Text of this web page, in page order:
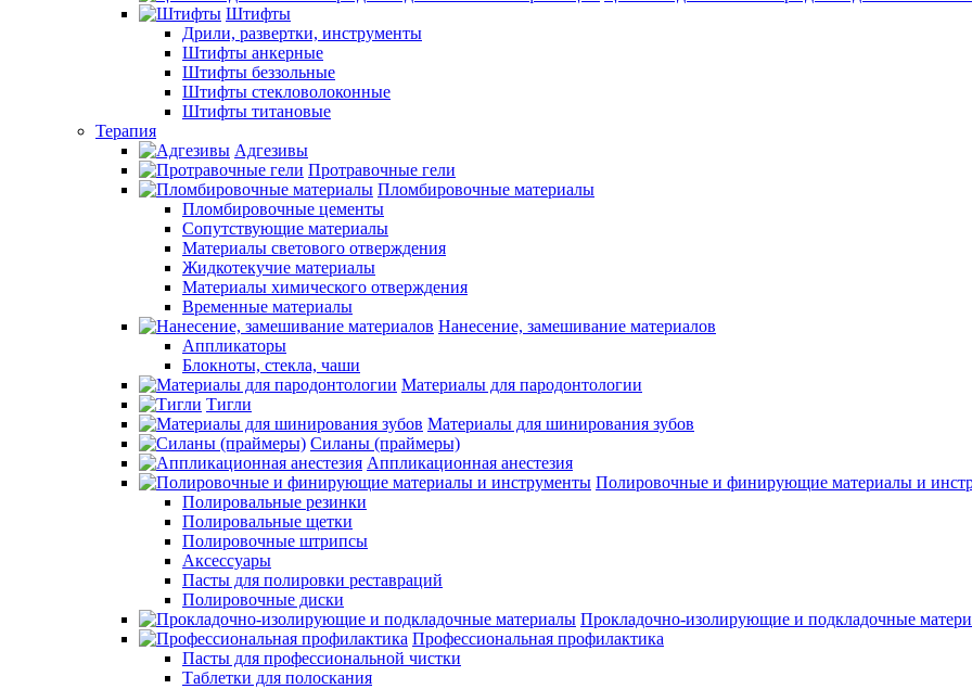
Штифты
Дрили, развертки, инструменты
Штифты анкерные
Штифты беззольные
Штифты стекловолоконные
Штифты титановые
Терапия
Адгезивы
Протравочные гели
Пломбировочные материалы
Пломбировочные цементы
Сопутствующие материалы
Материалы светового отверждения
Жидкотекучие материалы
Материалы химического отверждения
Временные материалы
Нанесение, замешивание материалов
Аппликаторы
Блокноты, стекла, чаши
Материалы для пародонтологии
Тигли
Материалы для шинирования зубов
Силаны (праймеры)
Аппликационная анестезия
Полировочные и финирующие материалы и
Полировальные резинки
Полировальные щетки
Полировочные штрипсы
Аксессуары
Пасты для полировки реставраций
Полировочные диски
Прокладочно-изолирующие и подкладочные
Профессиональная профилактика
Пасты для профессиональной чистки
Таблетки для полоскания